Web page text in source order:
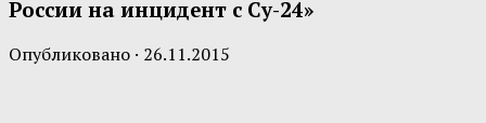
России на инцидент с Су-24»
Опубликовано · 26.11.2015